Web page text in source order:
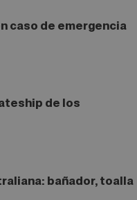
caso de emergencia
de los
bañador, toalla